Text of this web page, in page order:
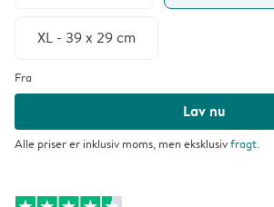
XL - 39 x 29 cm
Fra
Lav nu
Alle priser er inklusiv moms, men eksklusivfragt.